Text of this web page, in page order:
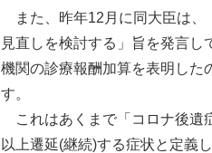
また、昨年12月に同大臣は、
見直しを検討する」旨を発言
機関の診療報酬加算を表明した
す。
これはあくまで「コロナ後遺
以上遷延(継続)する症状と定義